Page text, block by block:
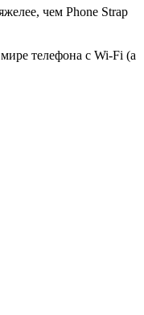
чем Phone Strap
телефона с Wi-Fi (а